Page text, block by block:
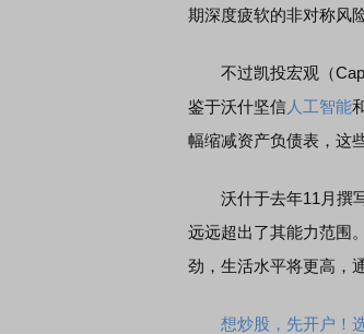
期深度疲软的非对称风
不过凯投宏观（
鉴于沃什坚信人工智能
幅缩减资产负债表，这
沃什于去年11月撰写
远远超出了其能力范围
劲，生活水平将更高，
想炒股，先开户！
K90 至尊版 新品发布会
首席连